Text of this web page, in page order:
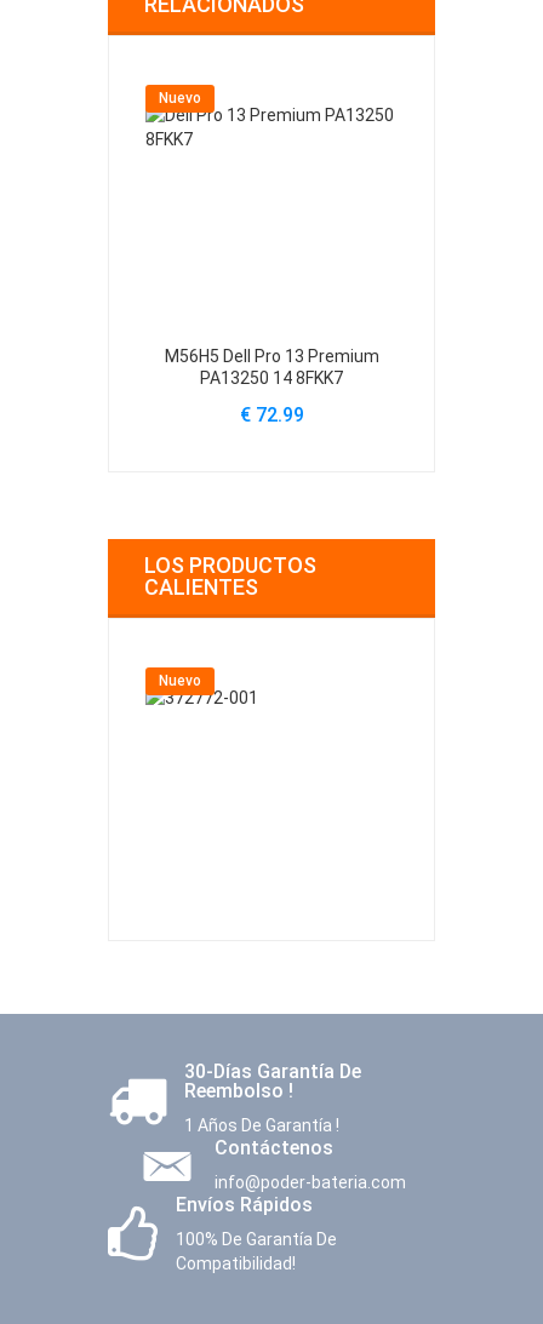
Nuevo
M56H5 Dell Pro 13 Premium
PA13250 14 8FKK7
€ 72.99
LOS PRODUCTOS
CALIENTES
Nuevo
30-Días Garantía De
Reembolso !
1 Años De Garantía !
Contáctenos
info@poder-bateria.com
Envíos Rápidos
100% De Garantía De
Compatibilidad!